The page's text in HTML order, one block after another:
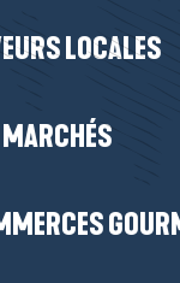
LOCALES